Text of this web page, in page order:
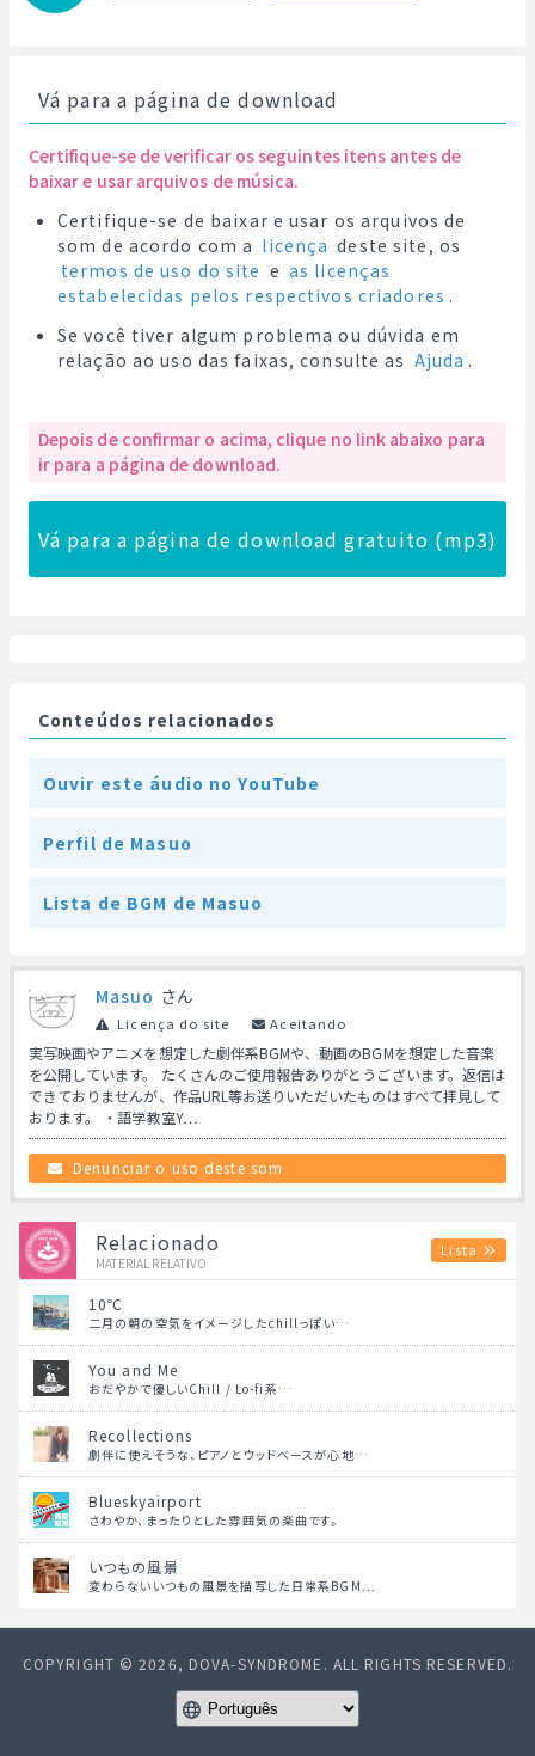
Vá para a página de download
Certifique-se de verificar os seguintes itens antes de
baixar e usar arquivos de música.
Certifique-se de baixar e usar os arquivos de
som de acordo com a licença deste site, os
termos de uso do site e as licenças
estabelecidas pelos respectivos criadores .
Se você tiver algum problema ou dúvida em
relação ao uso das faixas, consulte as Ajuda .
Depois de confirmar o acima, clique no link abaixo para
ir para a página de download.
Vá para a página de download gratuito (mp3)
Conteúdos relacionados
Ouvir este áudio no YouTube
Perfil de Masuo
Lista de BGM de Masuo
Masuo さん
Licença do site Aceitando
実写映画やアニメを想定した劇伴系BGMや、動画のBGMを想定した音楽
を公開しています。 たくさんのご使用報告ありがとうございます。返信は
できておりませんが、作品URL等お送りいただいたものはすべて拝見して
おります。 ・語学教室Y…
Denunciar o uso deste som
Relacionado
MATERIAL RELATIVO
Lista
10℃
二月の朝の空気をイメージしたchillっぽい…
You and Me
おだやかで優しいChill / Lo-fi系…
Recollections
劇伴に使えそうな、ピアノとウッドベースが心地…
Blueskyairport
さわやか、まったりとした雰囲気の楽曲です。
いつもの風景
変わらないいつもの風景を描写した日常系BGM…
COPYRIGHT © 2026, DOVA-SYNDROME. ALL RIGHTS RESERVED.